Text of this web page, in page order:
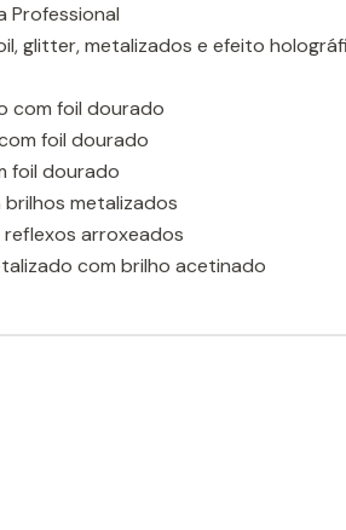
Professional
glitter, metalizados e efeito
com foil dourado
foil dourado
foil dourado
metalizados
arroxeados
com brilho acetinado